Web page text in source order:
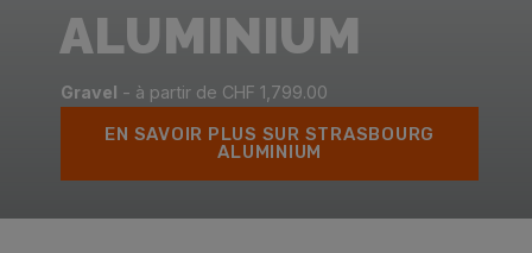
ALUMINIUM
Gravel - à partir de CHF 1,799.00
EN SAVOIR PLUS SUR STRASBOURG
ALUMINIUM